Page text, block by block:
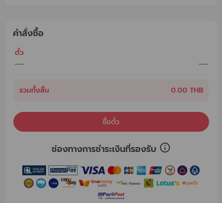
คำสั่งซื้อ
ตั๋ว
---
---
รวมทั้งสิ้น 0.00 THB
ซื้อตั๋ว
ช่องทางการชำระเงินที่รองรับ